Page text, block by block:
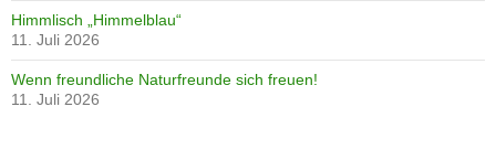
Himmlisch „Himmelblau“
11. Juli 2026
Wenn freundliche Naturfreunde sich freuen!
11. Juli 2026